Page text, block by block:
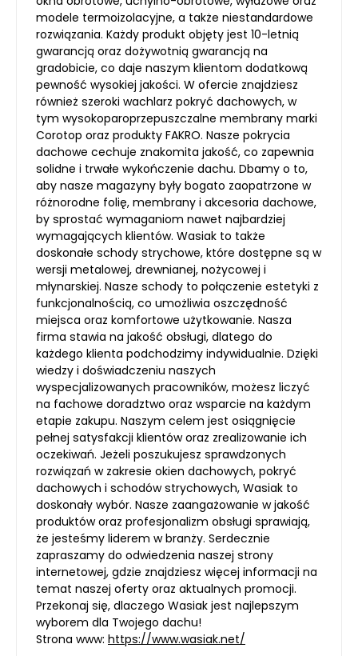
modele termoizolacyjne, a także niestandardowe
rozwiązania. Każdy produkt objęty jest 10-letnią
gwarancją oraz dożywotnią gwarancją na
gradobicie, co daje naszym klientom dodatkową
pewność wysokiej jakości. W ofercie znajdziesz
również szeroki wachlarz pokryć dachowych, w
tym wysokoparoprzepuszczalne membrany marki
Corotop oraz produkty FAKRO. Nasze pokrycia
dachowe cechuje znakomita jakość, co zapewnia
solidne i trwałe wykończenie dachu. Dbamy o to,
aby nasze magazyny były bogato zaopatrzone w
różnorodne folię, membrany i akcesoria dachowe,
by sprostać wymaganiom nawet najbardziej
wymagających klientów. Wasiak to także
doskonałe schody strychowe, które dostępne są w
wersji metalowej, drewnianej, nożycowej i
młynarskiej. Nasze schody to połączenie estetyki z
funkcjonalnością, co umożliwia oszczędność
miejsca oraz komfortowe użytkowanie. Nasza
firma stawia na jakość obsługi, dlatego do
każdego klienta podchodzimy indywidualnie. Dzięki
wiedzy i doświadczeniu naszych
wyspecjalizowanych pracowników, możesz liczyć
na fachowe doradztwo oraz wsparcie na każdym
etapie zakupu. Naszym celem jest osiągnięcie
pełnej satysfakcji klientów oraz zrealizowanie ich
oczekiwań. Jeżeli poszukujesz sprawdzonych
rozwiązań w zakresie okien dachowych, pokryć
dachowych i schodów strychowych, Wasiak to
doskonały wybór. Nasze zaangażowanie w jakość
produktów oraz profesjonalizm obsługi sprawiają,
że jesteśmy liderem w branży. Serdecznie
zapraszamy do odwiedzenia naszej strony
internetowej, gdzie znajdziesz więcej informacji na
temat naszej oferty oraz aktualnych promocji.
Przekonaj się, dlaczego Wasiak jest najlepszym
wyborem dla Twojego dachu!
Strona www: https://www.wasiak.net/